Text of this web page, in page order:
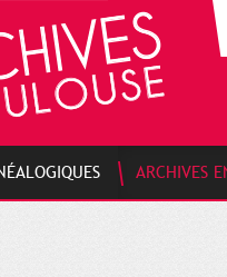
ARCHIVES